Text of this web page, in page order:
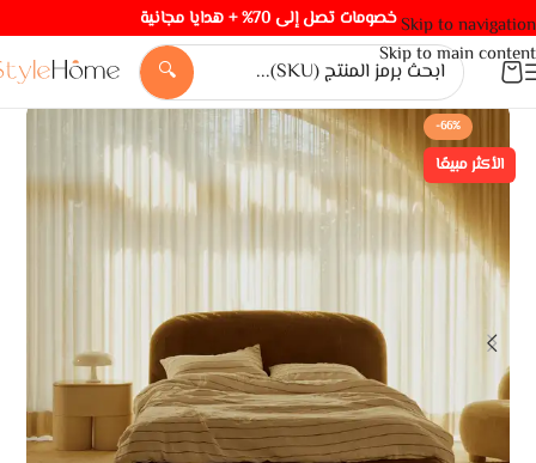
Skip to navigation
Skip to main content
خصومات تصل إلى 70% + هدايا مجانية
🔍
-66%
الأكثر مبيعًا